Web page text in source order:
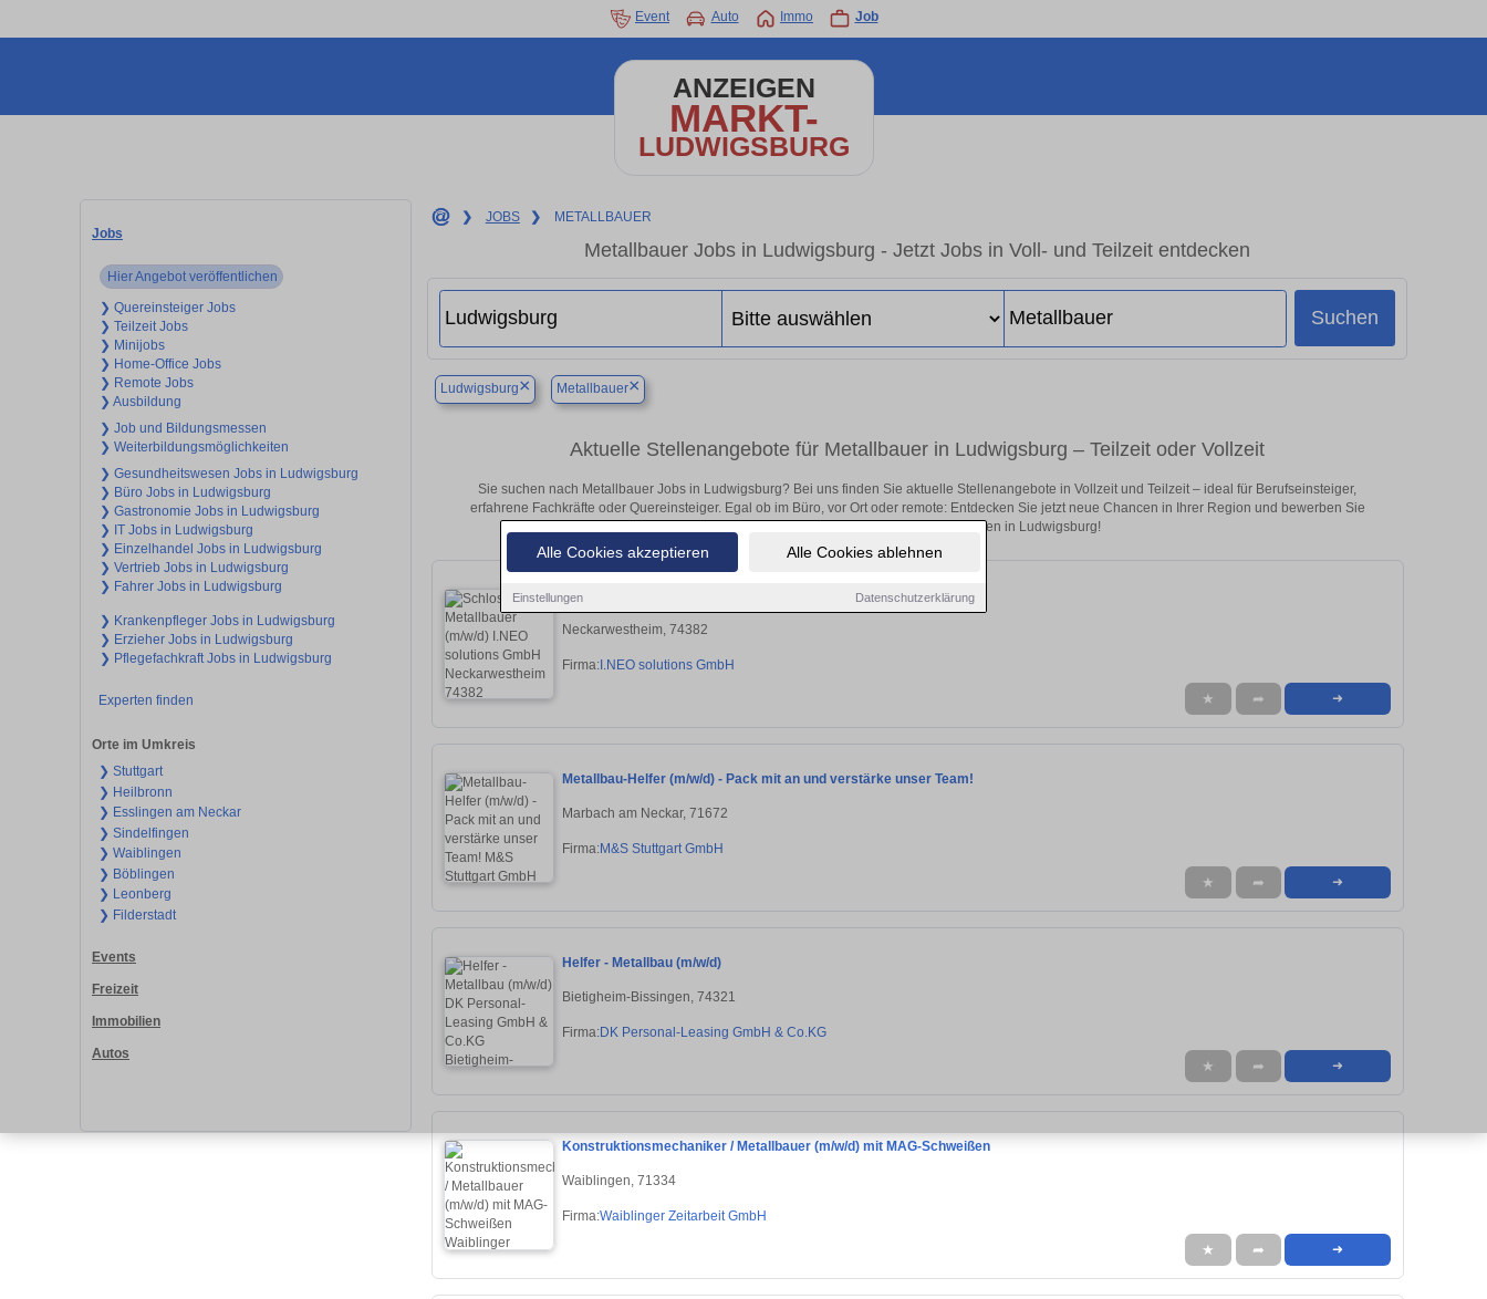
Alle Cookies akzeptieren Alle Cookies ablehnen
Einstellungen Datenschutzerklärung
Event Auto Immo Job
ANZEIGEN
MARKT-
LUDWIGSBURG
Jobs
Hier Angebot veröffentlichen
❯ Quereinsteiger Jobs
❯ Teilzeit Jobs
❯ Minijobs
❯ Home-Office Jobs
❯ Remote Jobs
❯ Ausbildung
❯ Job und Bildungsmessen
❯ Weiterbildungsmöglichkeiten
❯ Gesundheitswesen Jobs in Ludwigsburg
❯ Büro Jobs in Ludwigsburg
❯ Gastronomie Jobs in Ludwigsburg
❯ IT Jobs in Ludwigsburg
❯ Einzelhandel Jobs in Ludwigsburg
❯ Vertrieb Jobs in Ludwigsburg
❯ Fahrer Jobs in Ludwigsburg
❯ Krankenpfleger Jobs in Ludwigsburg
❯ Erzieher Jobs in Ludwigsburg
❯ Pflegefachkraft Jobs in Ludwigsburg
Experten finden
Orte im Umkreis
❯ Stuttgart
❯ Heilbronn
❯ Esslingen am Neckar
❯ Sindelfingen
❯ Waiblingen
❯ Böblingen
❯ Leonberg
❯ Filderstadt
Events
Freizeit
Immobilien
Autos
❯ JOBS ❯ METALLBAUER
Metallbauer Jobs in Ludwigsburg - Jetzt Jobs in Voll- und Teilzeit entdecken
Suchen
Ludwigsburg× Metallbauer×
Aktuelle Stellenangebote für Metallbauer in Ludwigsburg – Teilzeit oder Vollzeit
Sie suchen nach Metallbauer Jobs in Ludwigsburg? Bei uns finden Sie aktuelle Stellenangebote in Vollzeit und Teilzeit – ideal für Berufseinsteiger,
erfahrene Fachkräfte oder Quereinsteiger. Egal ob im Büro, vor Ort oder remote: Entdecken Sie jetzt neue Chancen in Ihrer Region und bewerben Sie
sich direkt auf passende Metallbauer-Stellen in Ludwigsburg!
Schlosser / Metallbauer (m/w/d)
Neckarwestheim, 74382
Firma:I.NEO solutions GmbH
★ ➦ ➜
Metallbau-Helfer (m/w/d) - Pack mit an und verstärke unser Team!
Marbach am Neckar, 71672
Firma:M&S Stuttgart GmbH
★ ➦ ➜
Helfer - Metallbau (m/w/d)
Bietigheim-Bissingen, 74321
Firma:DK Personal-Leasing GmbH & Co.KG
★ ➦ ➜
Konstruktionsmechaniker / Metallbauer (m/w/d) mit MAG-Schweißen
Waiblingen, 71334
Firma:Waiblinger Zeitarbeit GmbH
★ ➦ ➜